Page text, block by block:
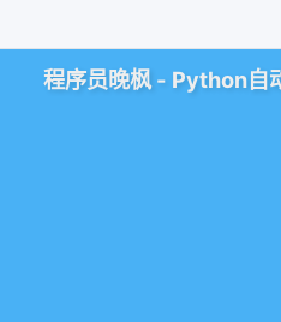
程序员晚枫 - Python自